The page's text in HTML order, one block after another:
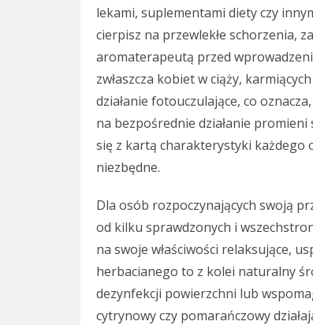
lekami, suplementami diety czy
cierpisz na przewlekłe schorzenia,
aromaterapeutą przed
zwłaszcza kobiet w ciąży,
działanie fotouczulające, co
na bezpośrednie działanie
się z kartą charakterystyki każdego
niezbędne.
Dla osób rozpoczynających swoją
od kilku sprawdzonych i
na swoje właściwości relaksujące,
herbacianego to z kolei naturalny
dezynfekcji powierzchni lub
cytrynowy czy pomarańczowy